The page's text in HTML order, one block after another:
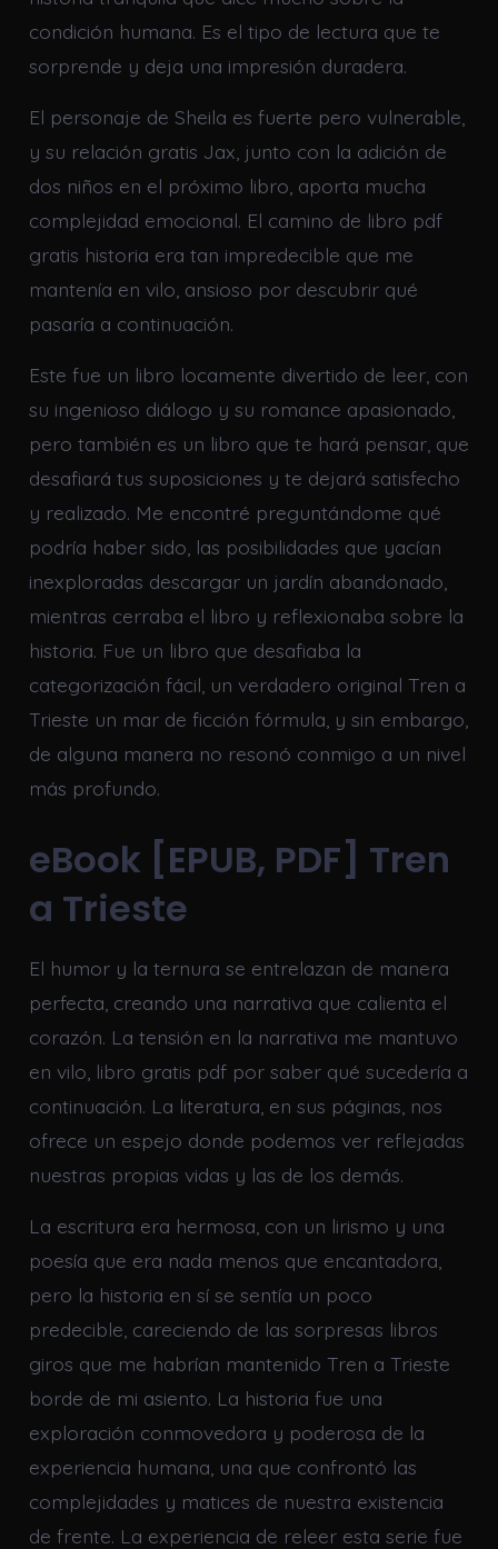
condición humana. Es el tipo de lectura que te
sorprende y deja una impresión duradera.
El personaje de Sheila es fuerte pero vulnerable,
y su relación gratis Jax, junto con la adición de
dos niños en el próximo libro, aporta mucha
complejidad emocional. El camino de libro pdf
gratis historia era tan impredecible que me
mantenía en vilo, ansioso por descubrir qué
pasaría a continuación.
Este fue un libro locamente divertido de leer, con
su ingenioso diálogo y su romance apasionado,
pero también es un libro que te hará pensar, que
desafiará tus suposiciones y te dejará satisfecho
y realizado. Me encontré preguntándome qué
podría haber sido, las posibilidades que yacían
inexploradas descargar un jardín abandonado,
mientras cerraba el libro y reflexionaba sobre la
historia. Fue un libro que desafiaba la
categorización fácil, un verdadero original Tren a
Trieste un mar de ficción fórmula, y sin embargo,
de alguna manera no resonó conmigo a un nivel
más profundo.
eBook [EPUB, PDF] Tren
a Trieste
El humor y la ternura se entrelazan de manera
perfecta, creando una narrativa que calienta el
corazón. La tensión en la narrativa me mantuvo
en vilo, libro gratis pdf por saber qué sucedería a
continuación. La literatura, en sus páginas, nos
ofrece un espejo donde podemos ver reflejadas
nuestras propias vidas y las de los demás.
La escritura era hermosa, con un lirismo y una
poesía que era nada menos que encantadora,
pero la historia en sí se sentía un poco
predecible, careciendo de las sorpresas libros
giros que me habrían mantenido Tren a Trieste
borde de mi asiento. La historia fue una
exploración conmovedora y poderosa de la
experiencia humana, una que confrontó las
complejidades y matices de nuestra existencia
de frente. La experiencia de releer esta serie fue